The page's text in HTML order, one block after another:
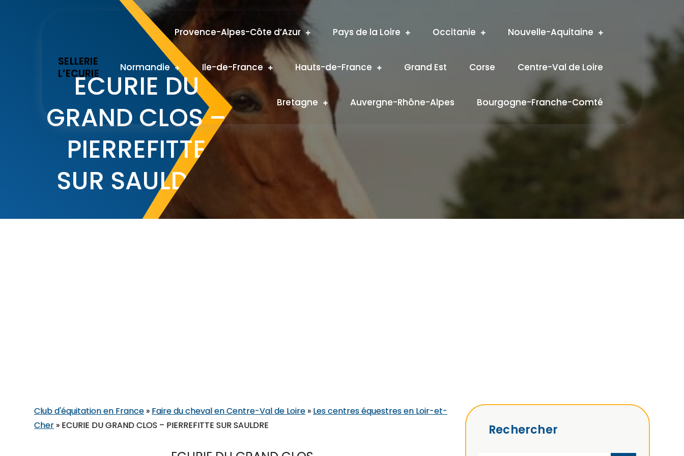
SELLERIE
L’ECURIE
Provence-Alpes-Côte d’Azur Pays de la Loire Occitanie Nouvelle-Aquitaine
Normandie Ile-de-France Hauts-de-France Grand Est Corse Centre-Val de Loire
Bretagne Auvergne-Rhône-Alpes Bourgogne-Franche-Comté
ECURIE DU
GRAND CLOS –
PIERREFITTE
SUR SAULDRE
Club d'équitation en France » Faire du cheval en Centre-Val de Loire » Les centres équestres en Loir-et-
Cher » ECURIE DU GRAND CLOS – PIERREFITTE SUR SAULDRE Rechercher